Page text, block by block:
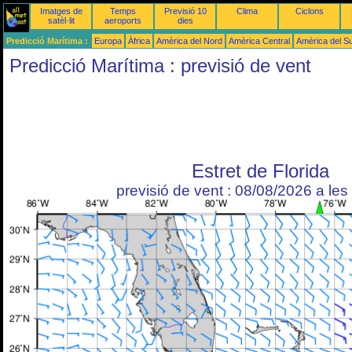
Imatges de
satèl·lit
Temps
aeroports
Previsió 10
dies
Clima Ciclons
Predicció Marítima : Europa Àfrica Amèrica del Nord Amèrica Central Amèrica del
Predicció Marítima : previsió de vent
Estret de Florida
previsió de vent : 08/08/2026 a les